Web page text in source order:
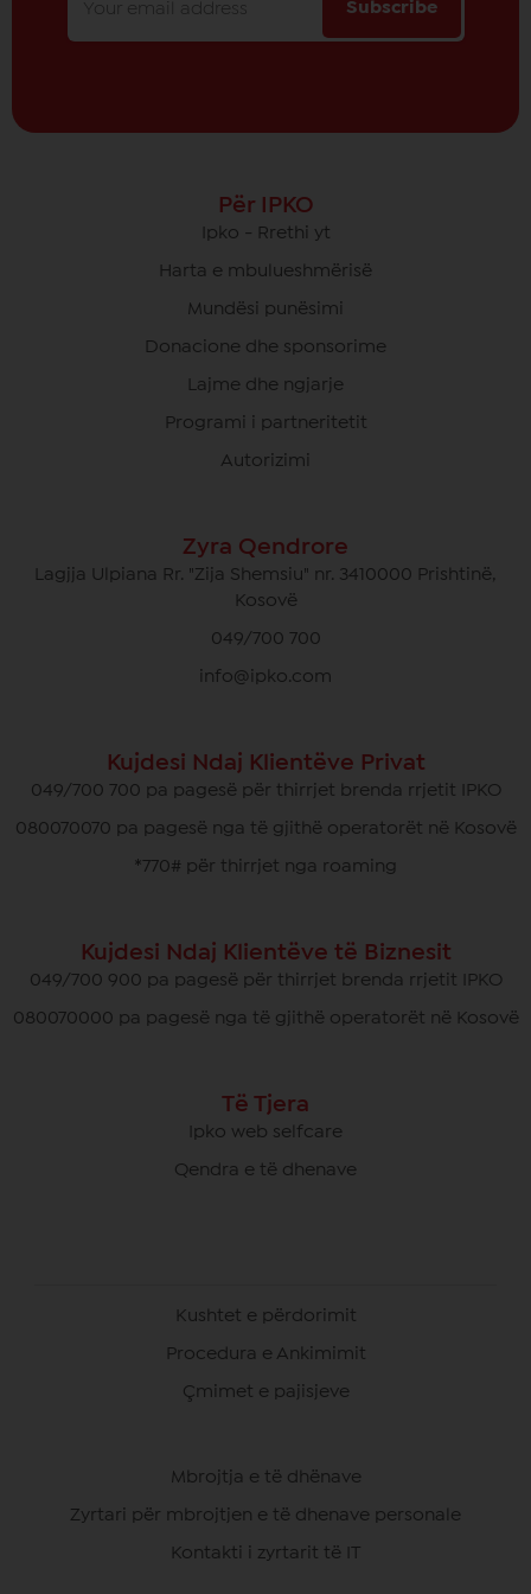
Subscribe
Për IPKO
Ipko - Rrethi yt
Harta e mbulueshmërisë
Mundësi punësimi
Donacione dhe sponsorime
Lajme dhe ngjarje
Programi i partneritetit
Autorizimi
Zyra Qendrore
Lagjja Ulpiana Rr. "Zija Shemsiu" nr. 3410000 Prishtinë,
Kosovë
049/700 700
info@ipko.com
Kujdesi Ndaj Klientëve Privat
049/700 700 pa pagesë për thirrjet brenda rrjetit IPKO
080070070 pa pagesë nga të gjithë operatorët në Kosovë
*770# për thirrjet nga roaming
Kujdesi Ndaj Klientëve të Biznesit
049/700 900 pa pagesë për thirrjet brenda rrjetit IPKO
080070000 pa pagesë nga të gjithë operatorët në Kosovë
Të Tjera
Ipko web selfcare
Qendra e të dhenave
Kushtet e përdorimit
Procedura e Ankimimit
Çmimet e pajisjeve
Mbrojtja e të dhënave
Zyrtari për mbrojtjen e të dhenave personale
Kontakti i zyrtarit të IT